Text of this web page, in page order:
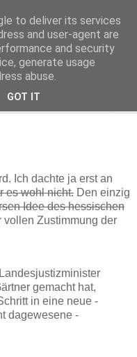
Arroganz.
Ich dachte ja erst an
es wohl nicht. Den einzig
Idee des hessischen
vollen Zustimmung der
gemacht hat,
in eine neue -
dagewesene -
to deliver its services
and user-agent are
and security
generate usage
abuse.
GOT IT